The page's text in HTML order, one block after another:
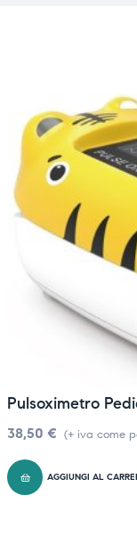
Pulsoximetro
38,50 € (+ iva come
AGGIUNGI AL